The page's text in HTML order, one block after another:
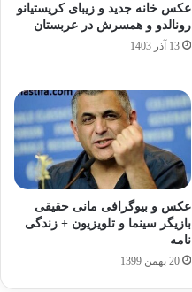
عکس خانه جدید و زیبای کریستیانو
رونالدو و همسرش در عربستان
13 آذر 1403
عکس و بیوگرافی مانی حقیقی
بازیگر سینما و تلویزیون + زندگی
نامه
20 بهمن 1399